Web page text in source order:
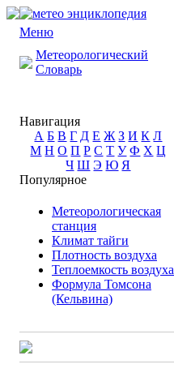
Меню
Метеорологический
Словарь
Навигация
А Б В Г Д Е Ж З И К Л
М Н О П Р С Т У Ф Х Ц
Ч Ш Э Ю Я
Популярное
Метеорологическая
станция
Климат тайги
Плотность воздуха
Теплоемкость воздуха
Формула Томсона
(Кельвина)